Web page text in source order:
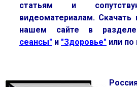
статьям и
видеоматериалам.
нашем сайте в разделе
сеансы" и "Здоровье" или по